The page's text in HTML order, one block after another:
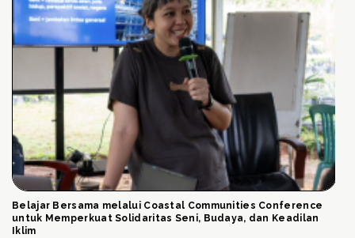
Belajar Bersama melalui Coastal Communities Conference
untuk Memperkuat Solidaritas Seni, Budaya, dan Keadilan
Iklim